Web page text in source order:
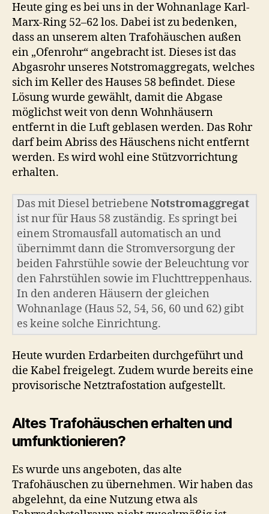
Heute ging es bei uns in der Wohnanlage Karl-
Marx-Ring 52–62 los. Dabei ist zu bedenken,
dass an unserem alten Trafohäuschen außen
ein „Ofenrohr“ angebracht ist. Dieses ist das
Abgasrohr unseres Notstromaggregats, welches
sich im Keller des Hauses 58 befindet. Diese
Lösung wurde gewählt, damit die Abgase
möglichst weit von denn Wohnhäusern
entfernt in die Luft geblasen werden. Das Rohr
darf beim Abriss des Häuschens nicht entfernt
werden. Es wird wohl eine Stützvorrichtung
erhalten.
Das mit Diesel betriebene Notstromaggregat
ist nur für Haus 58 zuständig. Es springt bei
einem Stromausfall automatisch an und
übernimmt dann die Stromversorgung der
beiden Fahrstühle sowie der Beleuchtung vor
den Fahrstühlen sowie im Fluchttreppenhaus.
In den anderen Häusern der gleichen
Wohnanlage (Haus 52, 54, 56, 60 und 62) gibt
es keine solche Einrichtung.
Heute wurden Erdarbeiten durchgeführt und
die Kabel freigelegt. Zudem wurde bereits eine
provisorische Netztrafostation aufgestellt.
Altes Trafohäuschen erhalten und
umfunktionieren?
Es wurde uns angeboten, das alte
Trafohäuschen zu übernehmen. Wir haben das
abgelehnt, da eine Nutzung etwa als